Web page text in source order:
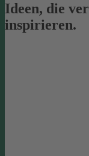
Ideen, die
inspirieren.